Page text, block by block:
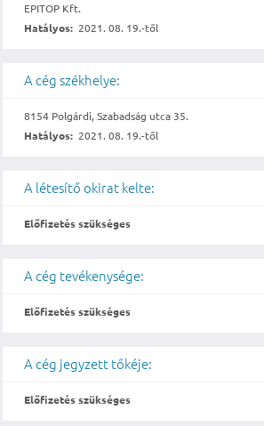
EPITOP Kft.
Hatályos: 2021. 08. 19.-től
A cég székhelye:
8154 Polgárdi, Szabadság utca 35.
Hatályos: 2021. 08. 19.-től
A létesítő okirat kelte:
Előfizetés szükséges
A cég tevékenysége:
Előfizetés szükséges
A cég jegyzett tőkéje:
Előfizetés szükséges